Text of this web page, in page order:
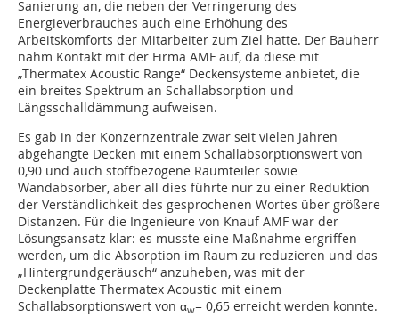
Sanierung an, die neben der Verringerung des
Energieverbrauches auch eine Erhöhung des
Arbeitskomforts der Mitarbeiter zum Ziel hatte. Der Bauherr
nahm Kontakt mit der Firma AMF auf, da diese mit
„Thermatex Acoustic Range“ Deckensysteme anbietet, die
ein breites Spektrum an Schallabsorption und
Längsschalldämmung aufweisen.
Es gab in der Konzernzentrale zwar seit vielen Jahren
abgehängte Decken mit einem Schallabsorptionswert von
0,90 und auch stoffbezogene Raumteiler sowie
Wandabsorber, aber all dies führte nur zu einer Reduktion
der Verständlichkeit des gesprochenen Wortes über größere
Distanzen. Für die Ingenieure von Knauf AMF war der
Lösungsansatz klar: es musste eine Maßnahme ergriffen
werden, um die Absorption im Raum zu reduzieren und das
„Hintergrundgeräusch“ anzuheben, was mit der
Deckenplatte Thermatex Acoustic mit einem
Schallabsorptionswert von αw= 0,65 erreicht werden konnte.